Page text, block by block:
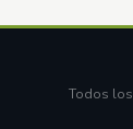
Todos